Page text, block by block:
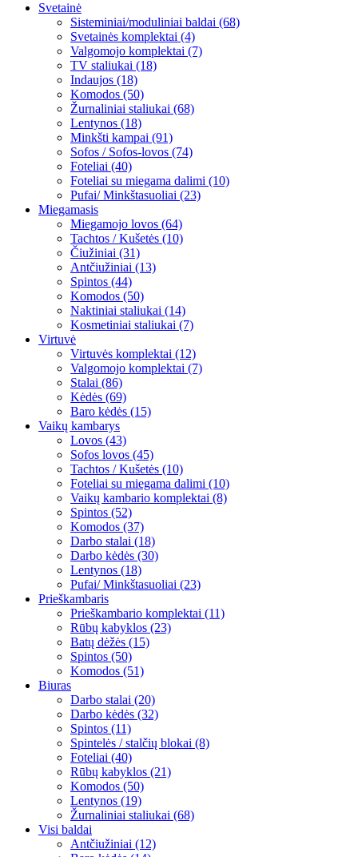
Svetainė
Sisteminiai/moduliniai baldai (68)
Svetainės komplektai (4)
Valgomojo komplektai (7)
TV staliukai (18)
Indaujos (18)
Komodos (50)
Žurnaliniai staliukai (68)
Lentynos (18)
Minkšti kampai (91)
Sofos / Sofos-lovos (74)
Foteliai (40)
Foteliai su miegama dalimi (10)
Pufai/ Minkštasuoliai (23)
Miegamasis
Miegamojo lovos (64)
Tachtos / Kušetės (10)
Čiužiniai (31)
Antčiužiniai (13)
Spintos (44)
Komodos (50)
Naktiniai staliukai (14)
Kosmetiniai staliukai (7)
Virtuvė
Virtuvės komplektai (12)
Valgomojo komplektai (7)
Stalai (86)
Kėdės (69)
Baro kėdės (15)
Vaikų kambarys
Lovos (43)
Sofos lovos (45)
Tachtos / Kušetės (10)
Foteliai su miegama dalimi (10)
Vaikų kambario komplektai (8)
Spintos (52)
Komodos (37)
Darbo stalai (18)
Darbo kėdės (30)
Lentynos (18)
Pufai/ Minkštasuoliai (23)
Prieškambaris
Prieškambario komplektai (11)
Rūbų kabyklos (23)
Batų dėžės (15)
Spintos (50)
Komodos (51)
Biuras
Darbo stalai (20)
Darbo kėdės (32)
Spintos (11)
Spintelės / stalčių blokai (8)
Foteliai (40)
Rūbų kabyklos (21)
Komodos (50)
Lentynos (19)
Žurnaliniai staliukai (68)
Visi baldai
Antčiužiniai (12)